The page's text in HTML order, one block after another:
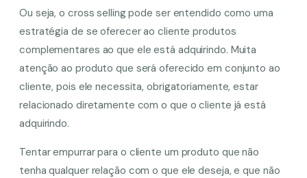
Ou seja, o cross selling pode ser entendido como uma
estratégia de se oferecer ao cliente produtos
complementares ao que ele está adquirindo. Muita
atenção ao produto que será oferecido em conjunto ao
cliente, pois ele necessita, obrigatoriamente, estar
relacionado diretamente com o que o cliente já está
adquirindo.
Tentar empurrar para o cliente um produto que não
tenha qualquer relação com o que ele deseja, e que não